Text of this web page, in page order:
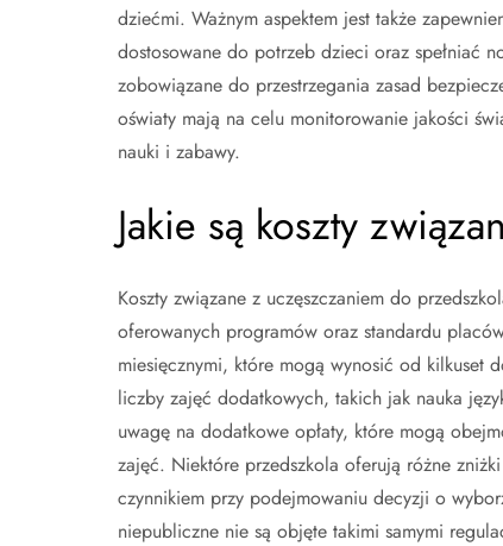
dziećmi. Ważnym aspektem jest także
dostosowane do potrzeb dzieci oraz spełniać
zobowiązane do przestrzegania zasad
oświaty mają na celu monitorowanie jakości
nauki i zabawy.
Jakie są koszty
Koszty związane z uczęszczaniem do
oferowanych programów oraz standardu
miesięcznymi, które mogą wynosić od kilkuset
liczby zajęć dodatkowych, takich jak nauka
uwagę na dodatkowe opłaty, które mogą
zajęć. Niektóre przedszkola oferują różne
czynnikiem przy podejmowaniu decyzji o
niepubliczne nie są objęte takimi samymi